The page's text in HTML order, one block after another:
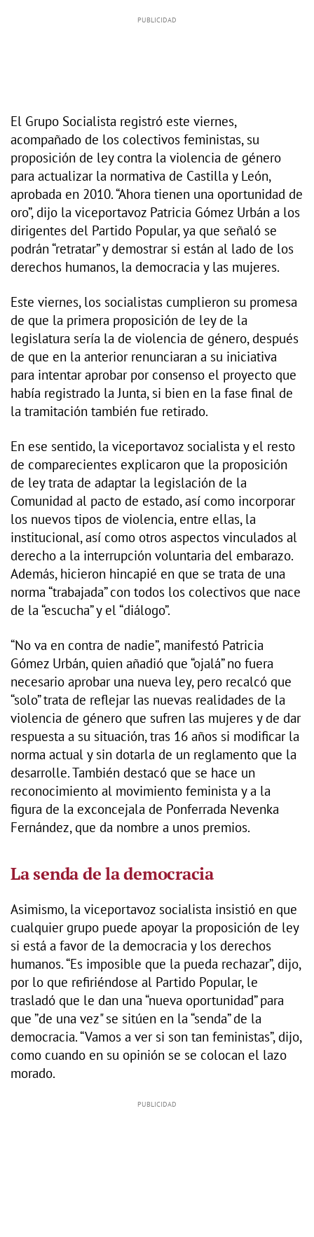
El Grupo Socialista registró este viernes,
acompañado de los colectivos feministas, su
proposición de ley contra la violencia de género
para actualizar la normativa de Castilla y León,
aprobada en 2010. “Ahora tienen una oportunidad de
oro”, dijo la viceportavoz Patricia Gómez Urbán a los
dirigentes del Partido Popular, ya que señaló se
podrán “retratar” y demostrar si están al lado de los
derechos humanos, la democracia y las mujeres.
Este viernes, los socialistas cumplieron su promesa
de que la primera proposición de ley de la
legislatura sería la de violencia de género, después
de que en la anterior renunciaran a su iniciativa
para intentar aprobar por consenso el proyecto que
había registrado la Junta, si bien en la fase final de
la tramitación también fue retirado.
En ese sentido, la viceportavoz socialista y el resto
de comparecientes explicaron que la proposición
de ley trata de adaptar la legislación de la
Comunidad al pacto de estado, así como incorporar
los nuevos tipos de violencia, entre ellas, la
institucional, así como otros aspectos vinculados al
derecho a la interrupción voluntaria del embarazo.
Además, hicieron hincapié en que se trata de una
norma “trabajada” con todos los colectivos que nace
de la “escucha” y el “diálogo”.
“No va en contra de nadie”, manifestó Patricia
Gómez Urbán, quien añadió que “ojalá” no fuera
necesario aprobar una nueva ley, pero recalcó que
“solo” trata de reflejar las nuevas realidades de la
violencia de género que sufren las mujeres y de dar
respuesta a su situación, tras 16 años si modificar la
norma actual y sin dotarla de un reglamento que la
desarrolle. También destacó que se hace un
reconocimiento al movimiento feminista y a la
figura de la exconcejala de Ponferrada Nevenka
Fernández, que da nombre a unos premios.
La senda de la democracia
Asimismo, la viceportavoz socialista insistió en que
cualquier grupo puede apoyar la proposición de ley
si está a favor de la democracia y los derechos
humanos. “Es imposible que la pueda rechazar”, dijo,
por lo que refiriéndose al Partido Popular, le
trasladó que le dan una “nueva oportunidad” para
que ”de una vez" se sitúen en la “senda” de la
democracia. “Vamos a ver si son tan feministas”, dijo,
como cuando en su opinión se se colocan el lazo
morado.